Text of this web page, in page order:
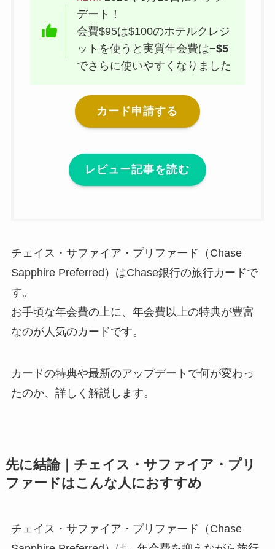
デート！
会費$95は$100のホテルクレジ
ットを使うと実質年会費は−$5
でさらに使いやすくなりました
カード申請する
レビュー記事を読む
チェイス・サファイア・プリファード（Chase
Sapphire Preferred）はChase銀行の旅行カードで
す。
お手頃な年会費の上に、年会費以上の特典が豊富
なのが人気のカードです。
カードの特典や最新のアップデートで何が変わっ
たのか、詳しく解説します。
先に結論｜チェイス・サファイア・プリ
ファードはこんな人におすすめ
チェイス・サファイア・プリファード（Chase